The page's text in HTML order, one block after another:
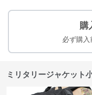
購
必ず購入
ミリタリージャケット